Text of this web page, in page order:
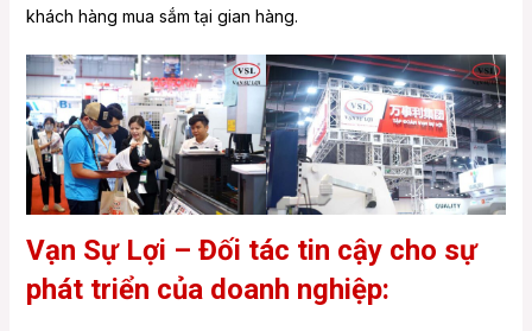
khách hàng mua sắm tại gian hàng.
Vạn Sự Lợi – Đối tác tin cậy cho sự
phát triển của doanh nghiệp: